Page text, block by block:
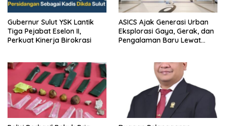
Gubernur Sulut YSK Lantik
Tiga Pejabat Eselon II,
Perkuat Kinerja Birokrasi
ASICS Ajak Generasi Urban
Eksplorasi Gaya, Gerak, dan
Pengalaman Baru Lewat